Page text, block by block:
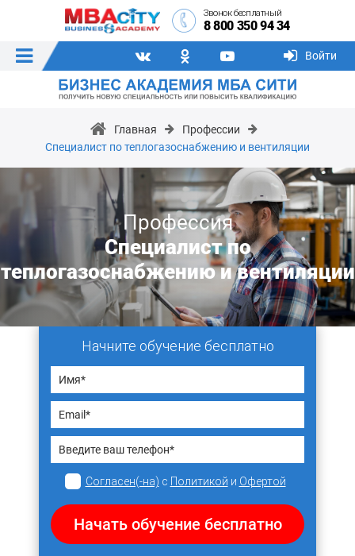
Звонок бесплатный
8 800 350 94 34
Войти
Главная
Профессии
Специалист по теплогазоснабжению и вентиляции
Профессия
Специалист по
теплогазоснабжению и вентиляции
Начните обучение бесплатно
Согласен(-на) с Политикой и Офертой
Начать обучение бесплатно